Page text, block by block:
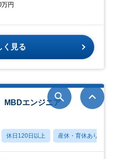
円
く見る
MBDエンジニア
休日120日以上 産休・育休あり